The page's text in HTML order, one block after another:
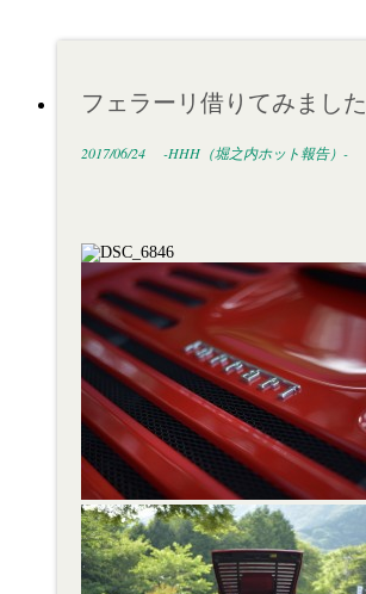
フェラーリ借りてみました
2017/06/24 -HHH（堀之内ホット報告）-